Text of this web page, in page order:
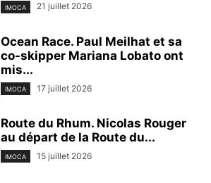
IMOCA 21 juillet 2026
Ocean Race. Paul Meilhat et sa
co-skipper Mariana Lobato ont
mis...
IMOCA 17 juillet 2026
Route du Rhum. Nicolas Rouger
au départ de la Route du...
IMOCA 15 juillet 2026